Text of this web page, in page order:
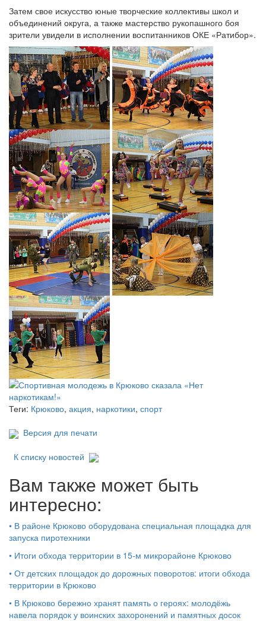
Затем свое искусство юные творческие коллективы школ и
объединений округа, а также мастерство рукопашного боя
зрители увидели в исполнении воспитанников ОКЕ «Ратибор».
Теги: Крюково, акция, наркотики, спорт
Версия для печати
К списку новостей
Вам также может быть
интересно:
• В районе Крюково оборудована специальная площадка для
запуска пиротехники
• Итоги обхода территории в 15‑м микрорайоне Крюково
• От детских площадок до дорожных поворотов: итоги обхода
территории в Крюково
• В Крюково бережно хранят память о героях: молодёжь
навела порядок у воинских захоронений и памятных досок